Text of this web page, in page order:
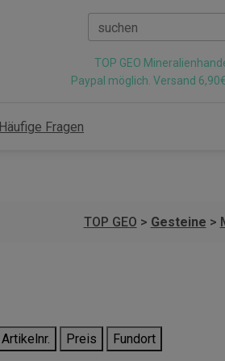
suchen
TOP GEO
Paypal möglich. Versand
Häufige Fragen
TOP GEO > Gesteine >
Artikelnr. Preis Fundort